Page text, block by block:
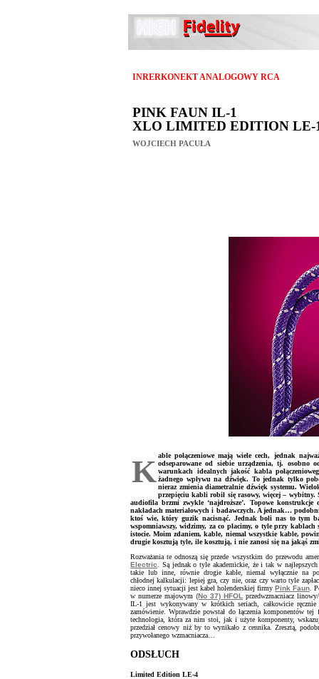
INRERKONEKT ANALOGOWY RCA
PINK FAUN IL-1
XLO LIMITED EDITION LE-
WOJCIECH PACUŁA
Kable połączeniowe mają wiele cech, jednak
odseparowane od siebie urządzenia, tj. osobno
warunkach idealnych jakość kabla
żadnego wpływu na dźwięk. To jednak tylko
nieraz zmienia diametralnie dźwięk systemu.
przepięciu kabli robił się rasowy, więcej – wybitny.
audiofila brzmi zwykle ‘najdroższe’. Topowe
nakładach materiałowych i badawczych. A jednak…
ktoś wie, który guzik nacisnąć. Jednak boli nas to tym
wspomniawszy, widzimy, za co płacimy, o tyle przy
istocie. Moim zdaniem, kable, niemal wszystkie kable,
drugie kosztują tyle, ile kosztują, i nie zanosi się na jakąś
Rozważania te odnoszą się przede wszystkim do przewodu
Electric . Są jednak o tyle akademickie, że i tak w
takie lub inne, równie drogie kable, niemal wyłącznie na
chłodnej kalkulacji: lepiej gra, czy nie, oraz czy warto tyle
nieco innej sytuacji jest kabel holenderskiej firmy Pink Faun .
w numerze majowym (No 37) HFOL
przedwzmacniacz
IL-1 jest wykonywany w krótkich seriach, całkowicie
zamówienie. Wprawdzie powstał do łączenia komponentów
technologia, która za nim stoi, jak i użyte komponenty,
przedział cenowy niż by to wynikało z cennika. Zresztą,
przywołanego wzmacniacza…
ODSŁUCH
Limited Edition LE-4